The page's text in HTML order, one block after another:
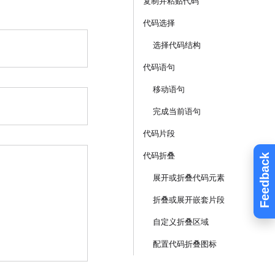
Feedback
代码选择
选择代码结构
代码语句
移动语句
完成当前语句
代码片段
代码折叠
展开或折叠代码元素
折叠或展开嵌套片段
自定义折叠区域
配置代码折叠图标